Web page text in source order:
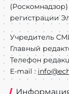
(Роскомнадзор)
регистрации
Учредитель
Главный
Телефон
E-mail :